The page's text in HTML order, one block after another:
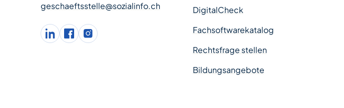
geschaeftsstelle@sozialinfo.ch
LinkedInfacebookInstagram
DigitalCheck
Fachsoftwarekatalog
Rechtsfrage stellen
Bildungsangebote